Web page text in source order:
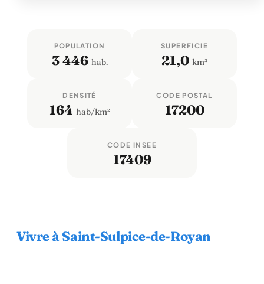
POPULATION
3 446 hab.
SUPERFICIE
21,0 km²
DENSITÉ
164 hab/km²
CODE POSTAL
17200
CODE INSEE
17409
Vivre à Saint-Sulpice-de-Royan